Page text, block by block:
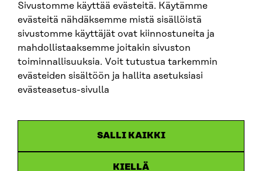
Sivustomme käyttää evästeitä. Käytämme
evästeitä nähdäksemme mistä sisällöistä
sivustomme käyttäjät ovat kiinnostuneita ja
mahdollistaaksemme joitakin sivuston
toiminnallisuuksia. Voit tutustua tarkemmin
evästeiden sisältöön ja hallita asetuksiasi
evästeasetus-sivulla
SALLI KAIKKI
KIELLÄ
SITRA SOSIAALISESSA MEDIASSA
LinkedIn
Instagram
YouTube